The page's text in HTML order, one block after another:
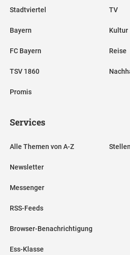
Stadtviertel
Bayern
FC Bayern
TSV 1860
Promis
TV
Kultur
Reise
Services
Alle Themen von A-Z
Newsletter
Messenger
RSS-Feeds
Browser-Benachrichtigung
Ess-Klasse